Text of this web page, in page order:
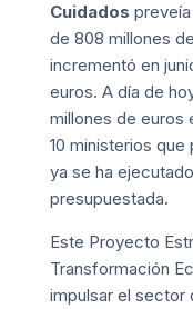
Cuidados
de 808 millones
incrementó en
euros. A día de
millones de euros
10 ministerios que
ya se ha
presupuestada.
Este Proyecto
Transformación
impulsar el sector